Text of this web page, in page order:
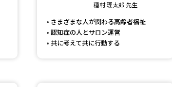
種村 理太郎 先生
さまざまな人が関わる高齢者福祉
認知症の人とサロン運営
共に考えて共に行動する